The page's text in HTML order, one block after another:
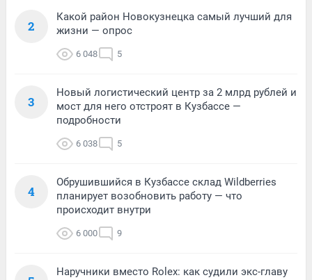
2
Какой район Новокузнецка самый лучший для
жизни — опрос
6 048 5
3
Новый логистический центр за 2 млрд рублей и
мост для него отстроят в Кузбассе —
подробности
6 038 5
4
Обрушившийся в Кузбассе склад Wildberries
планирует возобновить работу — что
происходит внутри
6 000 9
Наручники вместо Rolex: как судили экс-главу